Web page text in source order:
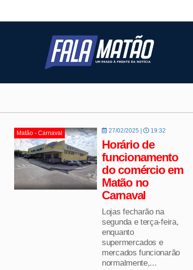
Matão - Carnaval 27/02/2025 | 19:32
Horário de
funcionamento
do comércio em
Matão no
Carnaval
Lojas fecharão na
segunda e terça-feira,
enquanto
supermercados e
mercados funcionarão
normalmente,...